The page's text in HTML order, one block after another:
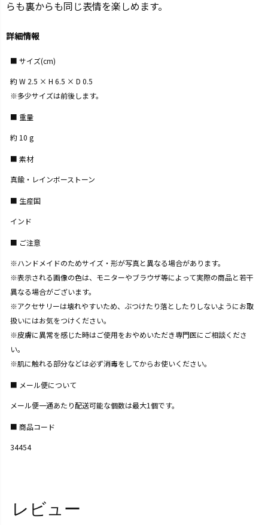
らも裏からも同じ表情を楽しめます。
詳細情報
サイズ(cm)
約 W 2.5 × H 6.5 × D 0.5
※多少サイズは前後します。
重量
約 10 g
素材
真鍮・レインボーストーン
生産国
インド
ご注意
※ハンドメイドのためサイズ・形が写真と異なる場合があります。
※表示される画像の色は、モニターやブラウザ等によって実際の商品と若干
異なる場合がございます。
※アクセサリーは壊れやすいため、ぶつけたり落としたりしないようにお取
扱いにはお気をつけください。
※皮膚に異常を感じた時はご使用をおやめいただき専門医にご相談くださ
い。
※肌に触れる部分などは必ず消毒をしてからお使いください。
メール便について
メール便一通あたり配送可能な個数は最大1個です。
商品コード
34454
レビュー